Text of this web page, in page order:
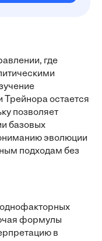
где
остается
позволяет
базовых
эволюции
подходам без
однофакторных
формулы
в